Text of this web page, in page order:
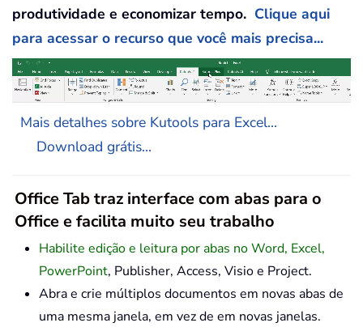
produtividade e economizar tempo. Clique aqui
para acessar o recurso que você mais precisa...
Mais detalhes sobre Kutools para Excel...
Download grátis...
Office Tab traz interface com abas para o
Office e facilita muito seu trabalho
Habilite edição e leitura por abas no Word, Excel,
PowerPoint, Publisher, Access, Visio e Project.
Abra e crie múltiplos documentos em novas abas de
uma mesma janela, em vez de em novas janelas.